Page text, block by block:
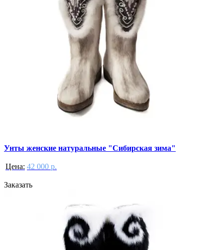
Унты женские натуральные "Сибирская зима"
Цена: 42 000 р.
Заказать